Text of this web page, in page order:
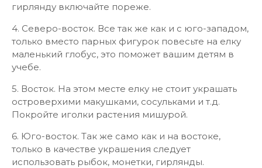
гирлянду включайте пореже.
4. Северо-восток. Все так же как и с юго-западом,
только вместо парных фигурок повесьте на елку
маленький глобус, это поможет вашим детям в
учебе.
5. Восток. На этом месте елку не стоит украшать
островерхими макушками, сосульками и т.д.
Покройте иголки растения мишурой.
6. Юго-восток. Так же само как и на востоке,
только в качестве украшения следует
использовать рыбок, монетки, гирлянды.